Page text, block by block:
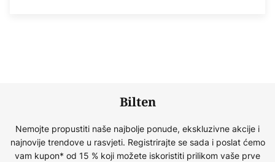
Bilten
Nemojte propustiti naše najbolje ponude, ekskluzivne akcije i
najnovije trendove u rasvjeti. Registrirajte se sada i poslat ćemo
vam kupon* od 15 % koji možete iskoristiti prilikom vaše prve